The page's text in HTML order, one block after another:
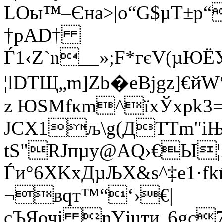
†рAD†
z
¬вqт™“‘›€|
сЪЯочj